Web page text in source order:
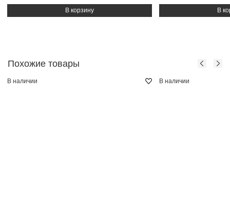
Похожие товары
В наличии В наличии